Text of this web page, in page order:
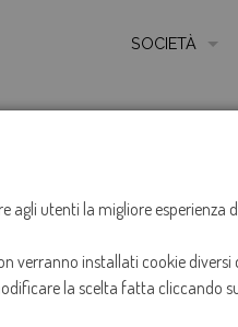
agli utenti la migliore
verranno installati cookie
la scelta fatta cliccando
SOCIETÀ
MISSIONE
MODELLO DI
System